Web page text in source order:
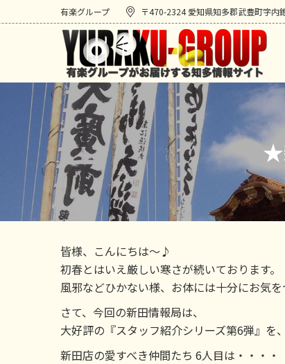
有楽グループ 〒470-2324 愛知県知多郡武豊町字内
★
皆様、こんにちは～♪
初春とはいえ厳しい寒さが続いております。
風邪などひかない様、お体には十分にお気を
さて、今回の新田情報局は、
大好評の『スタッフ紹介シリーズ第6弾』を
新田店の愛すべき仲間たち 6人目は・・・・